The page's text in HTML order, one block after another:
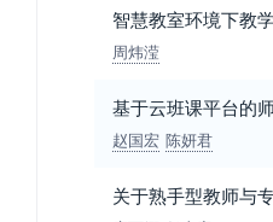
智慧教室环境下教
周炜滢
基于云班课平台的
赵国宏 陈妍君
关于熟手型教师与